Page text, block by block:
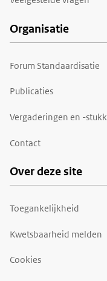
Organisatie
Forum Standaardisatie
Publicaties
Vergaderingen en -
Contact
Over deze site
Toegankelijkheid
Kwetsbaarheid melden
Cookies